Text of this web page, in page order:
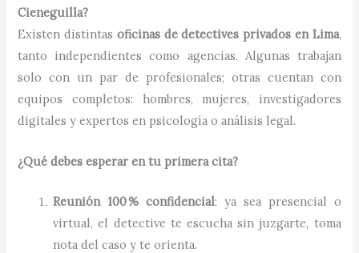
Cieneguilla?
Existen distintas oficinas de detectives privados en Lima,
tanto independientes como agencias. Algunas trabajan
solo con un par de profesionales; otras cuentan con
equipos completos: hombres, mujeres, investigadores
digitales y expertos en psicología o análisis legal.
¿Qué debes esperar en tu primera cita?
Reunión 100 % confidencial: ya sea presencial o
virtual, el detective te escucha sin juzgarte, toma
nota del caso y te orienta.